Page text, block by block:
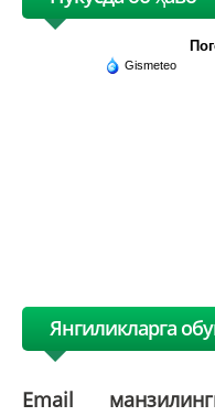
Gismeteo
Янгиликларга
Email